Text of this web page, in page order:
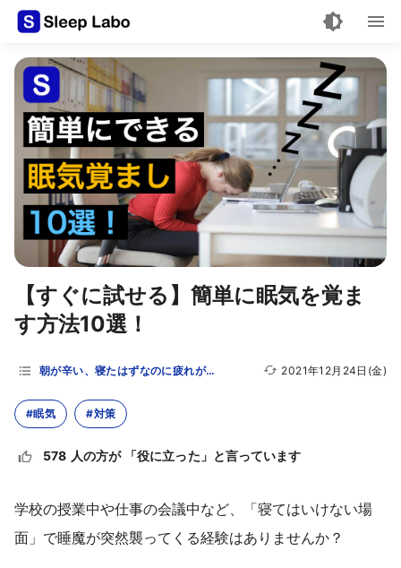
【すぐに試せる】簡単に眠気を覚ま
す方法10選！
朝が辛い、寝たはずなのに疲れが取れない…という方へ 2021年12月24日(金)
#眠気 #対策
578 人の方が 「役に立った」と言っています
学校の授業中や仕事の会議中など、「寝てはいけない場
面」で睡魔が突然襲ってくる経験はありませんか？